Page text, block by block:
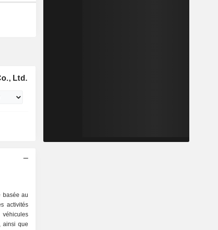
Ltd.
basée au
activités
ainsi que